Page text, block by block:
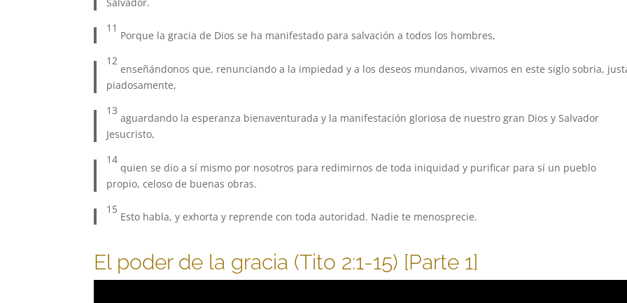
11
Porque la gracia de Dios se ha manifestado para salvación a todos los hombres,
12
enseñándonos que, renunciando a la impiedad y a los deseos mundanos, vivamos en este siglo sobria,
piadosamente,
13
aguardando la esperanza bienaventurada y la manifestación gloriosa de nuestro gran Dios y Salvador
Jesucristo,
14
quien se dio a sí mismo por nosotros para redimirnos de toda iniquidad y purificar para sí un pueblo
propio, celoso de buenas obras.
15
Esto habla, y exhorta y reprende con toda autoridad. Nadie te menosprecie.
El poder de la gracia (Tito 2:1-15) [Parte 1]